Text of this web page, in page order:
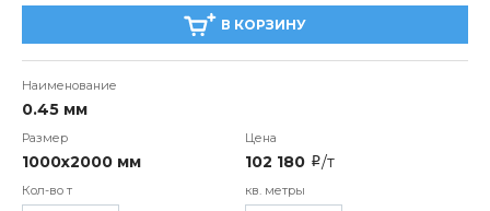
В КОРЗИНУ
0.45 мм
1000х2000 мм 102 180 i/т